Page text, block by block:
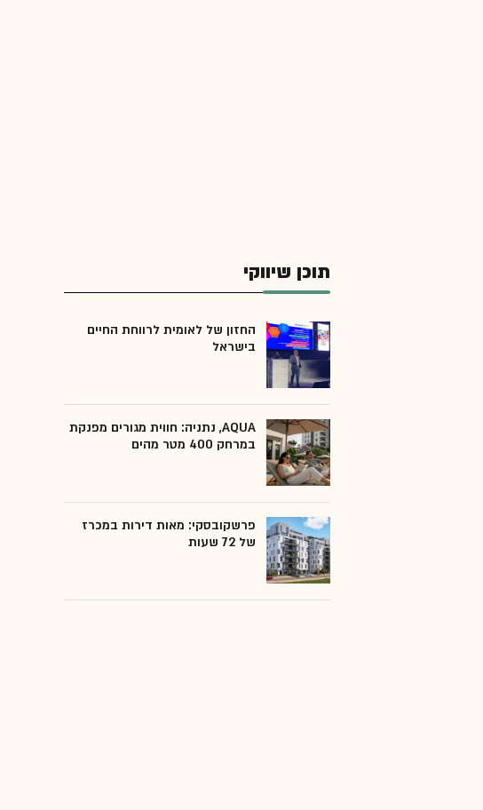
תוכן שיווקי
החזון של לאומית לרווחת החיים
בישראל
AQUA, נתניה: חווית מגורים מפנקת
במרחק 400 מטר מהים
פרשקובסקי: מאות דירות במכרז
של 72 שעות